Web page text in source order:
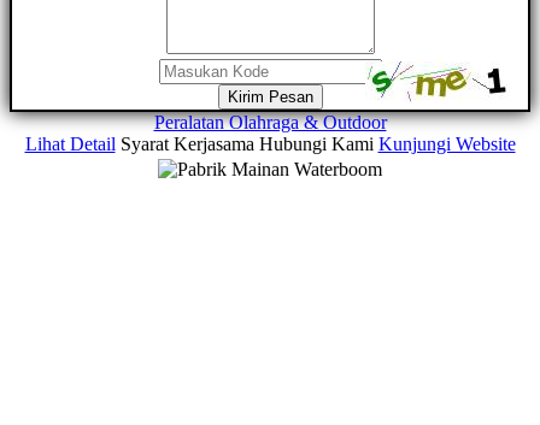
Kirim Pesan
Peralatan Olahraga & Outdoor
Lihat Detail Syarat Kerjasama Hubungi Kami Kunjungi Website